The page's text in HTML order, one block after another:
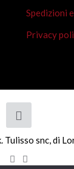
Spedizioni
Privacy
snc, di